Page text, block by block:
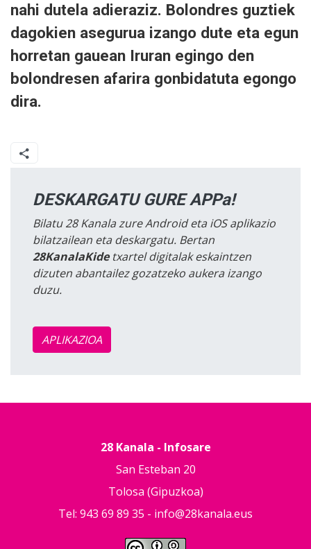
nahi dutela adieraziz. Bolondres guztiek
dagokien asegurua izango dute eta egun
horretan gauean Iruran egingo den
bolondresen afarira gonbidatuta egongo
dira.
DESKARGATU GURE APPa!
Bilatu 28 Kanala zure Android eta iOS aplikazio
bilatzailean eta deskargatu. Bertan
28KanalaKidetxartel digitalak eskaintzen
dizuten abantailez gozatzeko aukera izango
duzu.
APLIKAZIOA
28 Kanala - Infosare
San Esteban 20
Tolosa (Gipuzkoa)
Tel: 943 69 89 35 - info@28kanala.eus